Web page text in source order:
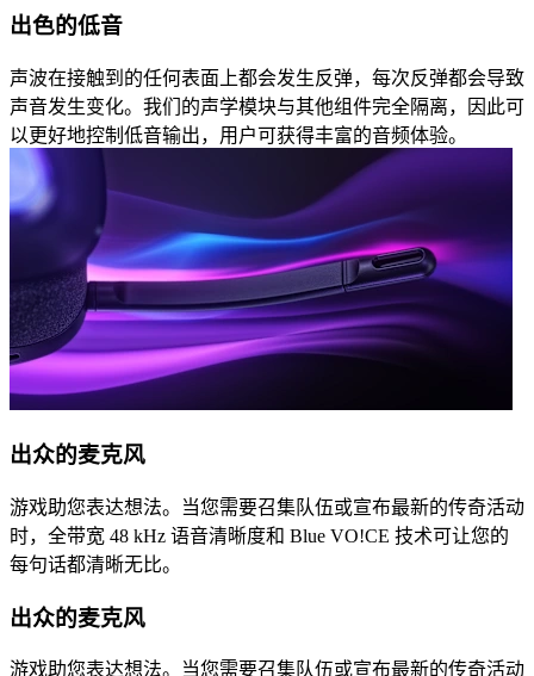
出色的低音
声波在接触到的任何表面上都会发生反弹，每次反弹都会导致
声音发生变化。我们的声学模块与其他组件完全隔离，因此可
以更好地控制低音输出，用户可获得丰富的音频体验。
出众的麦克风
游戏助您表达想法。当您需要召集队伍或宣布最新的传奇活动
时，全带宽 48 kHz 语音清晰度和 Blue VO!CE 技术可让您的
每句话都清晰无比。
出众的麦克风
游戏助您表达想法。当您需要召集队伍或宣布最新的传奇活动